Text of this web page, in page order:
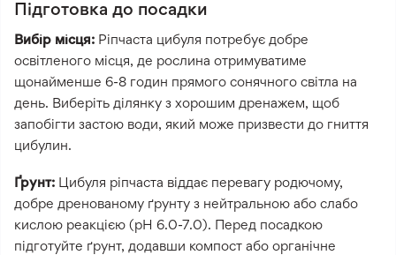
Підготовка до посадки
Вибір місця: Ріпчаста цибуля потребує добре
освітленого місця, де рослина отримуватиме
щонайменше 6-8 годин прямого сонячного світла на
день. Виберіть ділянку з хорошим дренажем, щоб
запобігти застою води, який може призвести до гниття
цибулин.
Ґрунт: Цибуля ріпчаста віддає перевагу родючому,
добре дренованому ґрунту з нейтральною або слабо
кислою реакцією (pH 6.0-7.0). Перед посадкою
підготуйте ґрунт, додавши компост або органічне